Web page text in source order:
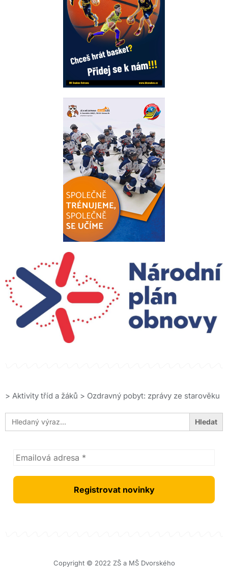
> Aktivity tříd a žáků > Ozdravný pobyt: zprávy ze starověku
Search
for:
Copyright © 2022 ZŠ a MŠ Dvorského